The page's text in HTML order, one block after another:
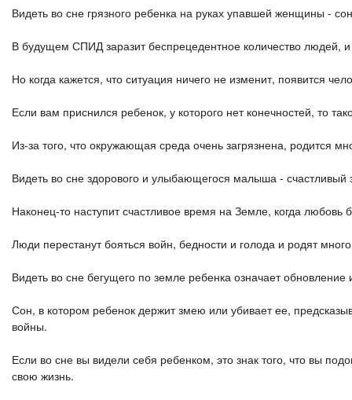
Видеть во сне грязного ребенка на руках упавшей женщины -
В будущем СПИД заразит беспрецедентное количество людей, и
Но когда кажется, что ситуация ничего не изменит, появится
Если вам приснился ребенок, у которого нет конечностей, то
Из-за того, что окружающая среда очень загрязнена, родится
Видеть во сне здорового и улыбающегося малыша - счастливый
Наконец-то наступит счастливое время на Земле, когда любовь
Люди перестанут бояться войн, бедности и голода и родят
Видеть во сне бегущего по земле ребенка означает
Сон, в котором ребенок держит змею или убивает ее,
войны.
Если во сне вы видели себя ребенком, это знак того, что вы
свою жизнь.